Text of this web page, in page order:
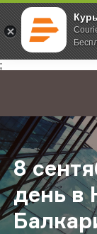
;
Главная О
8
день в